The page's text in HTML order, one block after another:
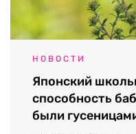
НОВОСТИ
Японский
способность
были